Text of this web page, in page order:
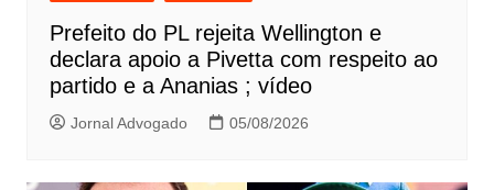
Prefeito do PL rejeita Wellington e
declara apoio a Pivetta com respeito ao
partido e a Ananias ; vídeo
Jornal Advogado 05/08/2026